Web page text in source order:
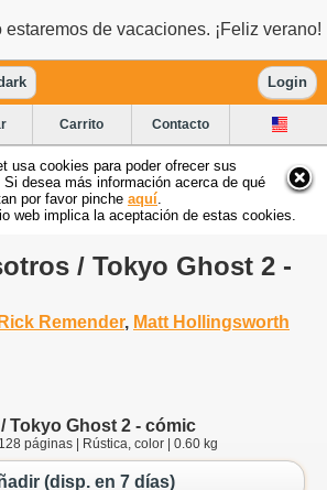
de vacaciones. ¡Feliz verano!
Login
Carrito Contacto
usa cookies para poder ofrecer sus
desea más información acerca de qué
por favor pinche aquí
web implica la aceptación de estas cookies.
/ Tokyo Ghost 2 -
Rick Remender, Matt Hollingsworth
Tokyo Ghost 2 - cómic
páginas | Rústica, color | 0.60 kg
(disp. en 7 días)